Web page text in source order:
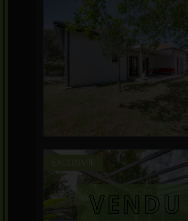
EXCLUSIVITE